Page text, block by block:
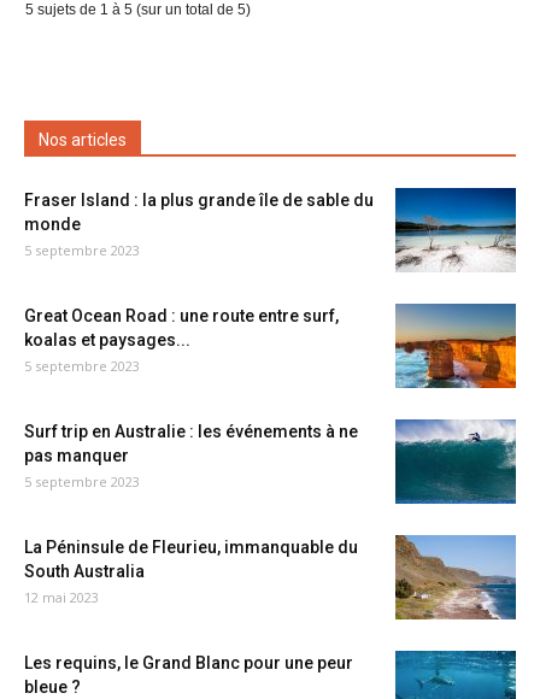
5 sujets de 1 à 5 (sur un total de 5)
Nos articles
Fraser Island : la plus grande île de sable du
monde
5 septembre 2023
Great Ocean Road : une route entre surf,
koalas et paysages...
5 septembre 2023
Surf trip en Australie : les événements à ne
pas manquer
5 septembre 2023
La Péninsule de Fleurieu, immanquable du
South Australia
12 mai 2023
Les requins, le Grand Blanc pour une peur
bleue ?